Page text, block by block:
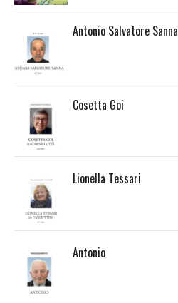
Antonio Salvatore Sanna
Cosetta Goi
Lionella Tessari
Antonio